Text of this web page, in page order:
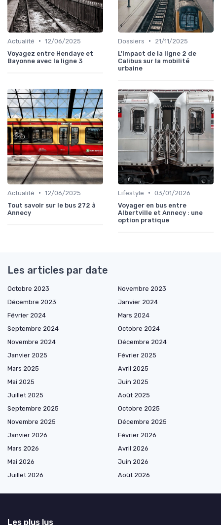
Actualité • 12/06/2025
Voyagez entre Hendaye et
Bayonne avec la ligne 3
Dossiers •
21/11/2025
L'impact de la ligne 2 de
Calibus sur la mobilité
urbaine
Actualité • 12/06/2025
Tout savoir sur le bus 272 à
Annecy
Lifestyle • 03/01/2026
Voyager en bus entre
Albertville et Annecy : une
option pratique
Les articles par date
Octobre 2023
Novembre 2023
Décembre 2023
Janvier 2024
Février 2024
Mars 2024
Septembre 2024
Octobre 2024
Novembre 2024
Décembre 2024
Janvier 2025
Février 2025
Mars 2025
Avril 2025
Mai 2025
Juin 2025
Juillet 2025
Août 2025
Septembre 2025
Octobre 2025
Novembre 2025
Décembre 2025
Janvier 2026
Février 2026
Mars 2026
Avril 2026
Mai 2026
Juin 2026
Juillet 2026
Août 2026
Les plus lus